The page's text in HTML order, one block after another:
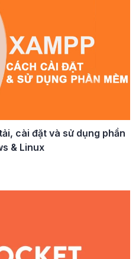
cài đặt và sử dụng phần
& Linux